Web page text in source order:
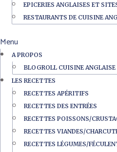
EPICERIES ANGLAISES ET
RESTAURANTS DE CUISINE
Menu
A PROPOS
BLOGROLL CUISINE ANGLAISE
LES RECETTES
RECETTES APÉRITIFS
RECETTES DES ENTRÉES
RECETTES POISSONS/
RECETTES VIANDES/
RECETTES LÉGUMES/